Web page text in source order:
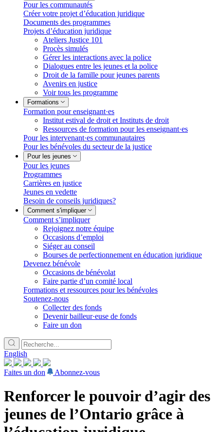
Pour les communautés
Créer votre projet d’éducation juridique
Documents des programmes
Projets d’éducation juridique
Ateliers Justice 101
Procès simulés
Gérer les interactions avec la police
Dialogues entre les jeunes et la police
Droit de la famille pour jeunes parents
Avenirs en justice
Voir tous les programme
Formations
Formation pour enseignant·es
Institut estival de droit et Instituts de droit
Ressources de formation pour les enseignant·es
Pour les intervenant·es communautaires
Pour les bénévoles du secteur de la justice
Pour les jeunes
Pour les jeunes
Programmes
Carrières en justice
Jeunes en vedette
Besoin de conseils juridiques?
Comment s'impliquer
Comment s’impliquer
Rejoignez notre équipe
Occasions d’emploi
Siéger au conseil
Bourses de perfectionnement en éducation juridique
Devenez bénévole
Occasions de bénévolat
Faire partie d’un comité local
Formations et ressources pour les bénévoles
Soutenez-nous
Collecter des fonds
Devenir bailleur·euse de fonds
Faire un don
English
Faites un don Abonnez-vous
Renforcer le pouvoir d’agir des
jeunes de l’Ontario grâce à